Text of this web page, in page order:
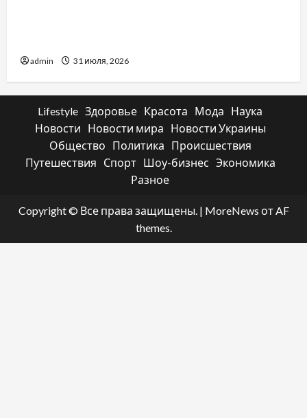
admin 31 июля, 2026
Lifestyle Здоровье Красота Мода
Наука
Новости
Новости мира
Новости Украины
Общество
Политика
Происшествия
Путешествия
Спорт Шоу-бизнес Экономика
Разное
Copyright © Все права защищены. | MoreNews от AF
themes.